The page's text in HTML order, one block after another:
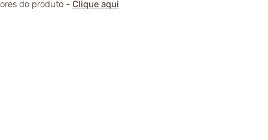
do produto - Clique aqui